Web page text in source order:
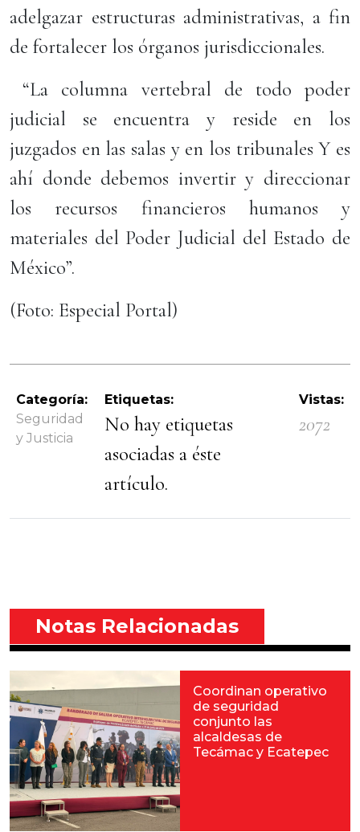
adelgazar estructuras administrativas, a fin
de fortalecer los órganos jurisdiccionales.
“La columna vertebral de todo poder
judicial se encuentra y reside en los
juzgados en las salas y en los tribunales Y es
ahí donde debemos invertir y direccionar
los recursos financieros humanos y
materiales del Poder Judicial del Estado de
México”.
(Foto: Especial Portal)
Categoría:
Seguridad
y Justicia
Etiquetas:
No hay etiquetas
asociadas a éste
artículo.
Vistas:
2072
Notas Relacionadas
Coordinan operativo
de seguridad
conjunto las
alcaldesas de
Tecámac y Ecatepec